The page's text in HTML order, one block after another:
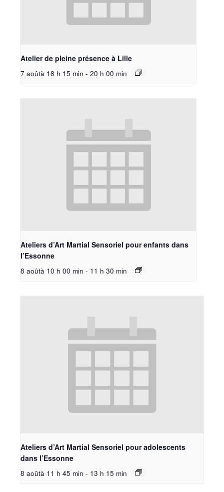
Atelier de pleine présence à Lille
7 aoûtà 18 h 15 min - 20 h 00 min
Ateliers d’Art Martial Sensoriel pour enfants dans
l’Essonne
8 aoûtà 10 h 00 min - 11 h 30 min
Ateliers d’Art Martial Sensoriel pour adolescents
dans l’Essonne
8 aoûtà 11 h 45 min - 13 h 15 min